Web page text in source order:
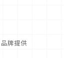
牌提供